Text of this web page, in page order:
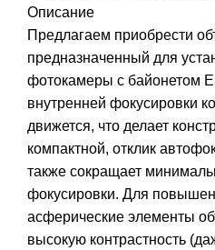
Описание
Предлагаем приобрести
предназначенный для
фотокамеры с байонетом
внутренней фокусировки
движется, что делает
компактной, отклик
также сокращает
фокусировки. Для
асферические элементы
высокую контрастность